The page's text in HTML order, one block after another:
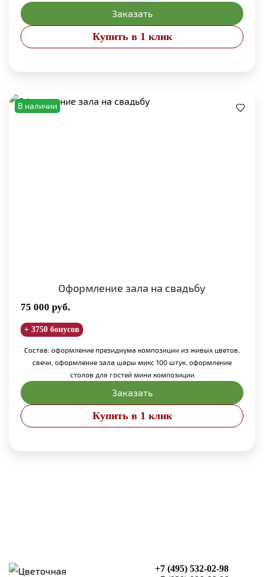
Заказать
Купить в 1 клик
В наличии
Оформление зала на свадьбу
75 000 руб.
+ 3750 бонусов
Состав: оформление президиума композиции из живых цветов,
свечи, оформление зала шары микс 100 штук, оформление
столов для гостей мини композиции
Заказать
Купить в 1 клик
+7 (495) 532-02-98